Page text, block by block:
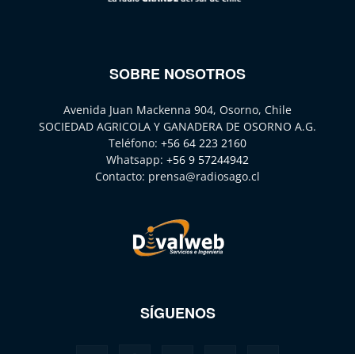
SOBRE NOSOTROS
Avenida Juan Mackenna 904, Osorno, Chile
SOCIEDAD AGRICOLA Y GANADERA DE OSORNO A.G.
Teléfono: +56 64 223 2160
Whatsapp: +56 9 57244942
Contacto: prensa@radiosago.cl
SÍGUENOS